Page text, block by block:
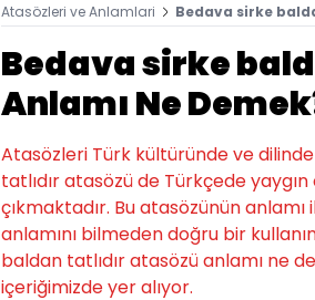
Atasözleri ve Anlamlari Bedava sirke
Bedava sirke
Anlamı Ne
Atasözleri Türk kültüründe ve
tatlıdır atasözü de Türkçede
çıkmaktadır. Bu atasözünün
anlamını bilmeden doğru bir
baldan tatlıdır atasözü anlamı ne
içeriğimizde yer alıyor.